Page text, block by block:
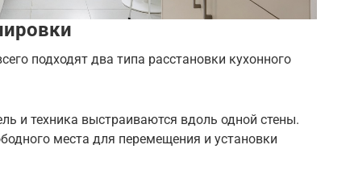
подходят два типа расстановки кухонного
и техника выстраиваются вдоль одной стены.
места для перемещения и установки